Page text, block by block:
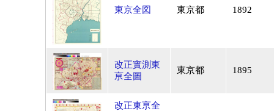
東京全図 東京都 1892
改正實測東
亰全圖
東京都 1895
改正東亰全